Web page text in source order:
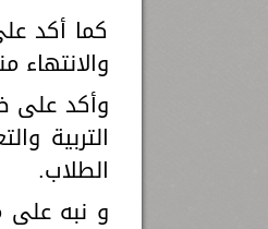
كما أكد
والانتهاء
وأكد على
التربية
الطلاب.
و نبه على